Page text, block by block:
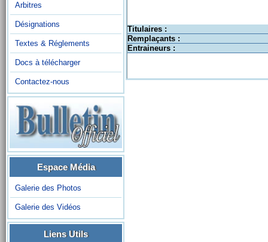
Arbitres
Désignations
Textes & Réglements
Docs à télécharger
Contactez-nous
Espace Média
Galerie des Photos
Galerie des Vidéos
Liens Utils
Titulaires :
Remplaçants :
Entraineurs :